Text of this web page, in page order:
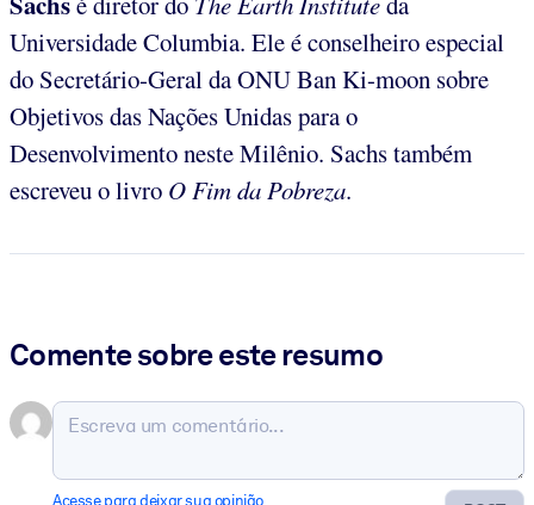
Universidade Columbia. Ele é conselheiro especial
do Secretário-Geral da ONU Ban Ki-moon sobre
Objetivos das Nações Unidas para o
Desenvolvimento neste Milênio. Sachs também
escreveu o livro O Fim daPobreza.
Comente sobre este resumo
Acesse para deixar sua opinião